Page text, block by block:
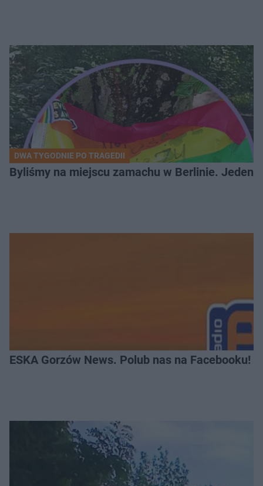
DWA TYGODNIE PO TRAGEDII
Byliśmy na miejscu zamachu w Berlinie. Jeden
ESKA Gorzów News. Polub nas na Facebooku!